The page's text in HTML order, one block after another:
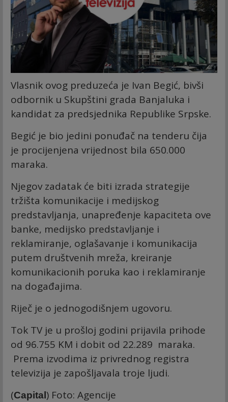
Vlasnik ovog preduzeća je Ivan Begić, bivši
odbornik u Skupštini grada Banjaluka i
kandidat za predsjednika Republike Srpske.
Begić je bio jedini ponuđač na tenderu čija
je procijenjena vrijednost bila 650.000
maraka.
Njegov zadatak će biti izrada strategije
tržišta komunikacije i medijskog
predstavljanja, unapređenje kapaciteta ove
banke, medijsko predstavljanje i
reklamiranje, oglašavanje i komunikacija
putem društvenih mreža, kreiranje
komunikacionih poruka kao i reklamiranje
na događajima.
Riječ je o jednogodišnjem ugovoru.
Tok TV je u prošloj godini prijavila prihode
od 96.755 KM i dobit od 22.289 maraka.
Prema izvodima iz privrednog registra
televizija je zapošljavala troje ljudi.
(Capital) Foto: Agencije